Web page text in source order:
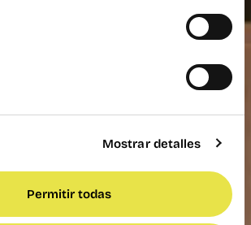
Mostrar detalles
Permitir todas